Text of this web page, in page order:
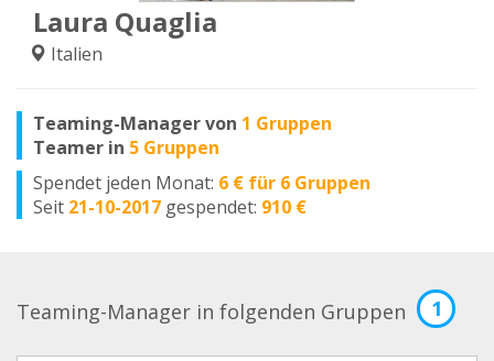
Laura Quaglia
Italien
Teaming-Manager von 1 Gruppen
Teamer in 5 Gruppen
Spendet jeden Monat: 6 € für 6 Gruppen
Seit 21-10-2017 gespendet: 910 €
Teaming-Manager in folgenden Gruppen 1